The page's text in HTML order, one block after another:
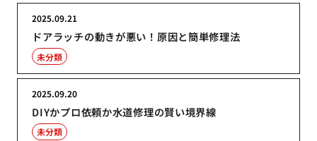
ドアラッチの動きが悪い！原因と簡単修理法
2025.09.21
未分類
DIYかプロ依頼か水道修理の賢い境界線
2025.09.20
未分類